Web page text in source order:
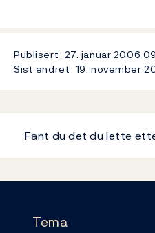
Publisert 27. januar 2006
Sist endret 19. november
Fant du det du lette
Tema